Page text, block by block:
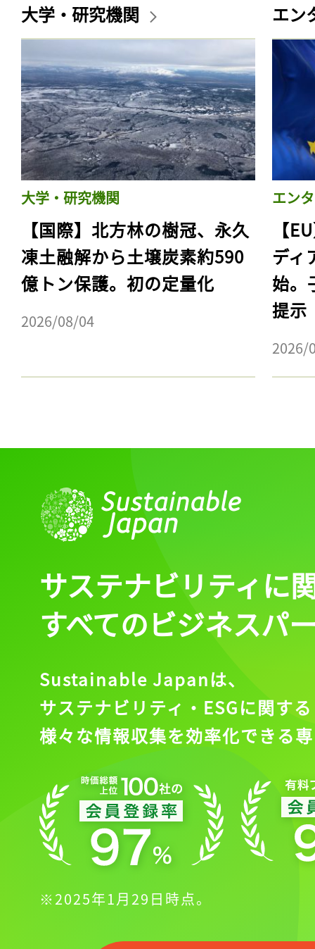
大学・研究機関
大学・研究機関
【国際】北方林の樹冠、永久
凍土融解から土壌炭素約590
億トン保護。初の定量化
2026/08/04
エン
エン
【
ディ
始。
提示
2026/
サステナビリティに
すべてのビジネスパ
Sustainable Japanは、
サステナビリティ・ESGに関する
様々な情報収集を効率化できる
※2025年1月29日時点。